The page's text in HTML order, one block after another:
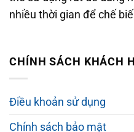
nhiều thời gian để chế
CHÍNH SÁCH KHÁCH
Điều khoản sử dụng
Chính sách bảo mật